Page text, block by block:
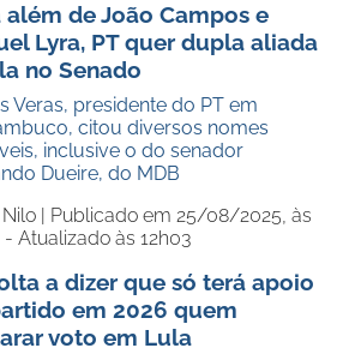
além de João Campos e
Lyra, PT quer dupla aliada
no Senado
Veras, presidente do PT em
citou diversos nomes
inclusive o do senador
Dueire, do MDB
| Publicado em 25/08/2025, às
- Atualizado às 12h03
a dizer que só terá apoio
em 2026 quem
voto em Lula